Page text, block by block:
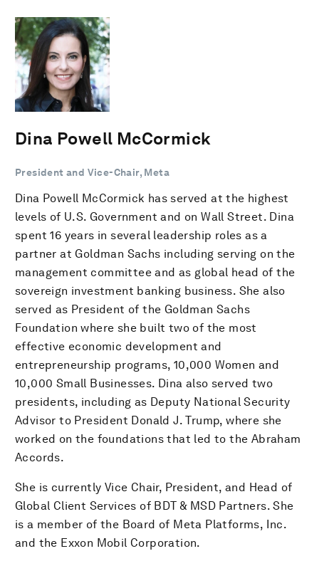
Dina Powell McCormick
President and Vice-Chair, Meta
Dina Powell McCormick has served at the highest
levels of U.S. Government and on Wall Street. Dina
spent 16 years in several leadership roles as a
partner at Goldman Sachs including serving on the
management committee and as global head of the
sovereign investment banking business. She also
served as President of the Goldman Sachs
Foundation where she built two of the most
effective economic development and
entrepreneurship programs, 10,000 Women and
10,000 Small Businesses. Dina also served two
presidents, including as Deputy National Security
Advisor to President Donald J. Trump, where she
worked on the foundations that led to the Abraham
Accords.
She is currently Vice Chair, President, and Head of
Global Client Services of BDT & MSD Partners. She
is a member of the Board of Meta Platforms, Inc.
and the Exxon Mobil Corporation.